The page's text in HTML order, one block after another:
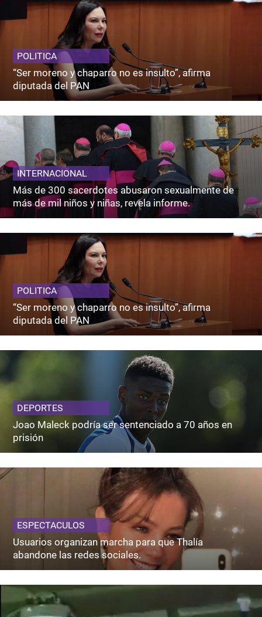
POLITICA
“Ser moreno y chaparro no es insulto”, afirma
diputada del PAN
INTERNACIONAL
Más de 300 sacerdotes abusaron sexualmente de
más de mil niños y niñas, revela informe.
POLITICA
“Ser moreno y chaparro no es insulto”, afirma
diputada del PAN
DEPORTES
Joao Maleck podría ser sentenciado a 70 años en
prisión
ESPECTACULOS
Usuarios organizan marcha para que Thalía
abandone las redes sociales.